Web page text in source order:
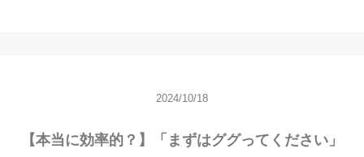
2024/10/18
【本当に効率的？】「まずはググってください」